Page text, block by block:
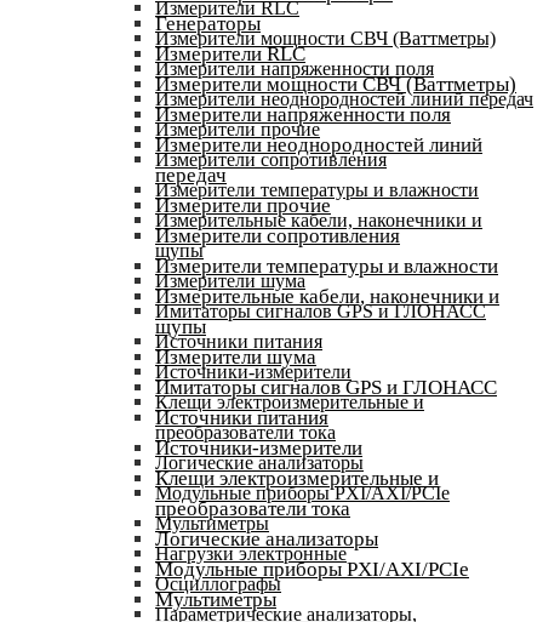
Измерители RLC
Измерители мощности СВЧ (Ваттметры)
Измерители напряженности поля
Измерители неоднородностей линий передач
Измерители прочие
Измерители сопротивления
Измерители температуры и влажности
Измерительные кабели, наконечники и
щупы
Измерители шума
Имитаторы сигналов GPS и ГЛОНАСС
Источники питания
Источники-измерители
Клещи электроизмерительные и
преобразователи тока
Логические анализаторы
Модульные приборы PXI/AXI/PCIe
Мультиметры
Нагрузки электронные
Осциллографы
Параметрические анализаторы,
Генераторы
Измерители RLC
Измерители мощности СВЧ (Ваттметры)
Измерители напряженности поля
Измерители неоднородностей линий
передач
Измерители прочие
Измерители сопротивления
Измерители температуры и влажности
Измерительные кабели, наконечники и
щупы
Измерители шума
Имитаторы сигналов GPS и ГЛОНАСС
Источники питания
Источники-измерители
Клещи электроизмерительные и
преобразователи тока
Логические анализаторы
Модульные приборы PXI/AXI/PCIe
Мультиметры